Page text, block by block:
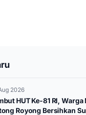
2026
HUT Ke-81 RI,
Royong Bersihkan